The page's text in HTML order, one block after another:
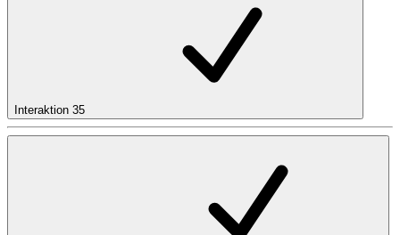
Interaktion 35